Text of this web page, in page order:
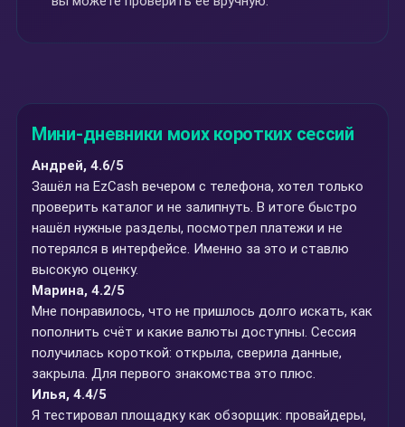
Мини-дневники моих коротких сессий
Андрей, 4.6/5
Зашёл на EzCash вечером с телефона, хотел только
проверить каталог и не залипнуть. В итоге быстро
нашёл нужные разделы, посмотрел платежи и не
потерялся в интерфейсе. Именно за это и ставлю
высокую оценку.
Марина, 4.2/5
Мне понравилось, что не пришлось долго искать, как
пополнить счёт и какие валюты доступны. Сессия
получилась короткой: открыла, сверила данные,
закрыла. Для первого знакомства это плюс.
Илья, 4.4/5
Я тестировал площадку как обзорщик: провайдеры,